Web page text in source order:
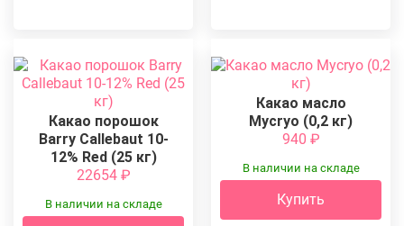
Какао порошок
Barry Callebaut 10-
12% Red (25 кг)
22654 ₽
В наличии на складе
Какао масло
Mycryo (0,2 кг)
940 ₽
В наличии на складе
Купить